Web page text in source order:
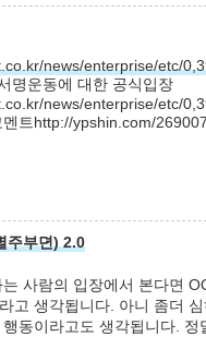
news/enterprise/etc/
명운동에 대한 공식입장
news/enterprise/etc/
트http://ypshin.com/
주부뎐) 2.0
사람의 입장에서 본다면
고 생각됩니다. 아니 좀더
동이라고도 생각됩니다. 정